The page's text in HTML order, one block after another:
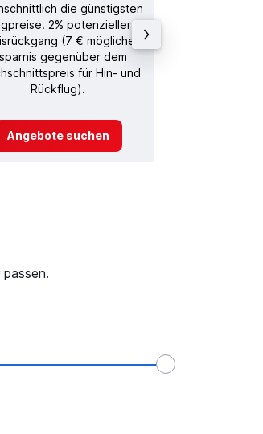
die günstigsten
2% potenzieller
(7 € mögliche
gegenüber dem
für Hin- und
Rückflug).
Angebote suchen